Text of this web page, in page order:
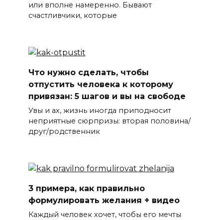
или вполне намеренно. Бывают
счастливчики, которые
Что нужно сделать, чтобы
отпустить человека к которому
привязан: 5 шагов и вы на свободе
Увы и ах, жизнь иногда приподносит
неприятные сюрпризы: вторая половина/
друг/родственник
3 примера, как правильно
формулировать желания + видео
Каждый человек хочет, чтобы его мечты